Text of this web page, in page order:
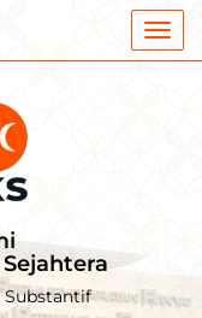
Substantif